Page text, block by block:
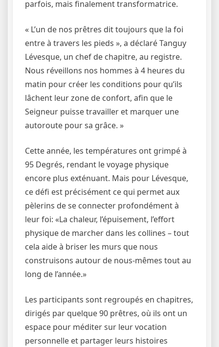
parfois, mais finalement transformatrice.
« L’un de nos prêtres dit toujours que la foi
entre à travers les pieds », a déclaré Tanguy
Lévesque, un chef de chapitre, au registre.
Nous réveillons nos hommes à 4 heures du
matin pour créer les conditions pour qu’ils
lâchent leur zone de confort, afin que le
Seigneur puisse travailler et marquer une
autoroute pour sa grâce. »
Cette année, les températures ont grimpé à
95 Degrés, rendant le voyage physique
encore plus exténuant. Mais pour Lévesque,
ce défi est précisément ce qui permet aux
pèlerins de se connecter profondément à
leur foi: «La chaleur, l’épuisement, l’effort
physique de marcher dans les collines – tout
cela aide à briser les murs que nous
construisons autour de nous-mêmes tout au
long de l’année.»
Les participants sont regroupés en chapitres,
dirigés par quelque 90 prêtres, où ils ont un
espace pour méditer sur leur vocation
personnelle et partager leurs histoires